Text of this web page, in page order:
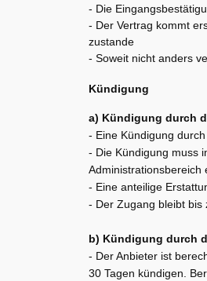
- Die
- Der Vertrag kommt
zustande
- Soweit nicht anders
Kündigung
a) Kündigung durch
- Eine Kündigung
- Die Kündigung muss
Administrationsbereich
- Eine anteilige
- Der Zugang bleibt bis
b) Kündigung durch
- Der Anbieter ist
30 Tagen kündigen.